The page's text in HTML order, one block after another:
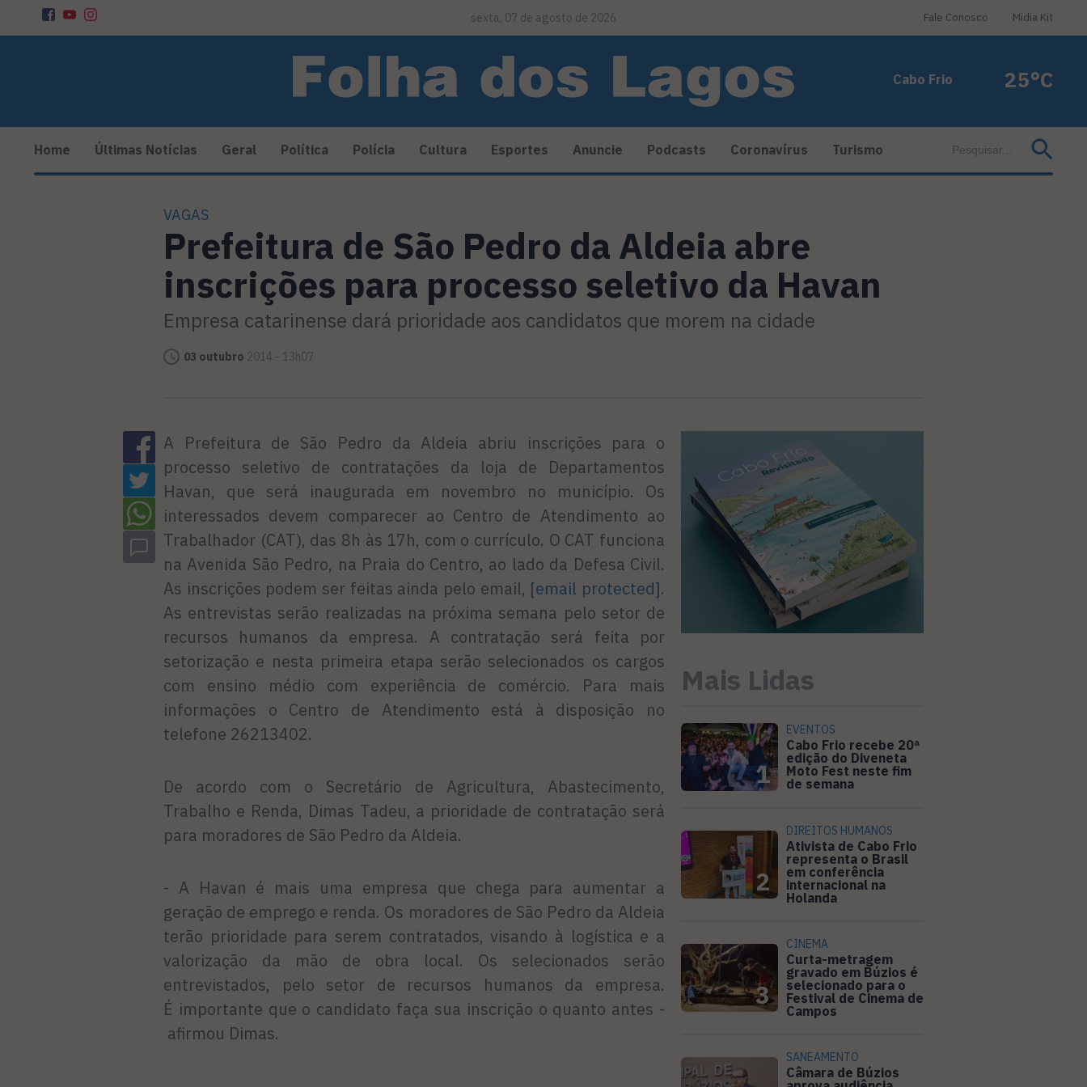
sexta, 07 de agosto de 2026 Fale Conosco Midia Kit
Cabo Frio 25°C
Home Últimas Notícias Geral Política Polícia Cultura Esportes Anuncie Podcasts Coronavírus Turismo
VAGAS
Prefeitura de São Pedro da Aldeia abre
inscrições para processo seletivo da Havan
Empresa catarinense dará prioridade aos candidatos que morem na cidade
03 outubro 2014 - 13h07
A Prefeitura de São Pedro da Aldeia abriu inscrições para o
processo seletivo de contratações da loja de Departamentos
Havan, que será inaugurada em novembro no município. Os
interessados devem comparecer ao Centro de Atendimento ao
Trabalhador (CAT), das 8h às 17h, com o currículo. O CAT funciona
na Avenida São Pedro, na Praia do Centro, ao lado da Defesa Civil.
As inscrições podem ser feitas ainda pelo email, [email protected].
As entrevistas serão realizadas na próxima semana pelo setor de
recursos humanos da empresa. A contratação será feita por
setorização e nesta primeira etapa serão selecionados os cargos
com ensino médio com experiência de comércio. Para mais
informações o Centro de Atendimento está à disposição no
telefone 26213402.
De acordo com o Secretário de Agricultura, Abastecimento,
Trabalho e Renda, Dimas Tadeu, a prioridade de contratação será
para moradores de São Pedro da Aldeia.
- A Havan é mais uma empresa que chega para aumentar a
geração de emprego e renda. Os moradores de São Pedro da Aldeia
terão prioridade para serem contratados, visando à logística e a
valorização da mão de obra local. Os selecionados serão
entrevistados, pelo setor de recursos humanos da empresa.
É importante que o candidato faça sua inscrição o quanto antes -
afirmou Dimas.
Mais Lidas
1
EVENTOS
Cabo Frio recebe 20ª
edição do Diveneta
Moto Fest neste fim
de semana
2
DIREITOS HUMANOS
Ativista de Cabo Frio
representa o Brasil
em conferência
internacional na
Holanda
3
CINEMA
Curta-metragem
gravado em Búzios é
selecionado para o
Festival de Cinema de
Campos
SANEAMENTO
Câmara de Búzios